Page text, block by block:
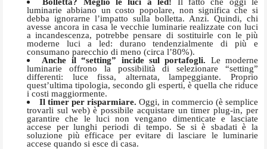
luminarie abbiano un costo popolare, non significa che si
debba ignorarne l’impatto sulla bolletta. Anzi. Quindi, chi
avesse ancora in casa le vecchie luminarie realizzate con luci
a incandescenza, potrebbe pensare di sostituirle con le più
moderne luci a led: durano tendenzialmente di più e
consumano parecchio di meno (circa l’80%).
Anche il “setting” incide sul portafogli. Le moderne
luminarie offrono la possibilità di selezionare “setting”
differenti: luce fissa, alternata, lampeggiante. Proprio
quest’ultima tipologia, secondo gli esperti, è quella che riduce
i costi maggiormente.
Il timer per risparmiare. Oggi, in commercio (è semplice
trovarli sul web) è possibile acquistare un timer plug-in, per
garantire che le luci non vengano dimenticate e lasciate
accese per lunghi periodi di tempo. Se si è sbadati è la
soluzione più efficace per evitare di lasciare le luminarie
accese quando si esce di casa.